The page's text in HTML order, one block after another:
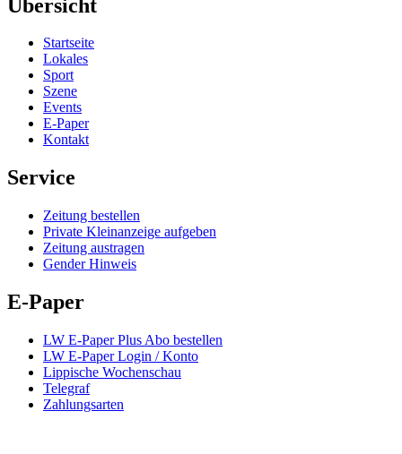
Übersicht
Startseite
Lokales
Sport
Szene
Events
E-Paper
Kontakt
Service
Zeitung bestellen
Private Kleinanzeige aufgeben
Zeitung austragen
Gender Hinweis
E-Paper
LW E-Paper Plus Abo bestellen
LW E-Paper Login / Konto
Lippische Wochenschau
Telegraf
Zahlungsarten